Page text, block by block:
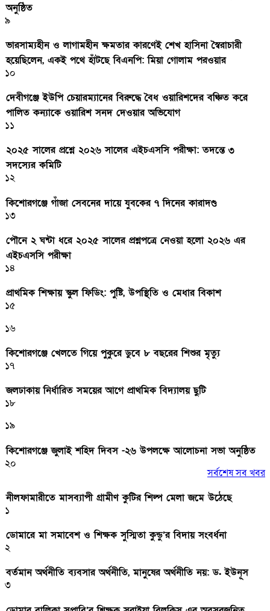
অনুষ্ঠিত
৯
ভারসাম্যহীন ও লাগামহীন ক্ষমতার কারণেই শেখ হাসিনা স্বৈরাচারী
হয়েছিলেন, একই পথে হাঁটছে বিএনপি: মিয়া গোলাম পরওয়ার
১০
দেবীগঞ্জে ইউপি চেয়ারম্যানের বিরুদ্ধে বৈধ ওয়ারিশদের বঞ্চিত করে
পালিত কন্যাকে ওয়ারিশ সনদ দেওয়ার অভিযোগ
১১
২০২৫ সালের প্রশ্নে ২০২৬ সালের এইচএসসি পরীক্ষা: তদন্তে ৩
সদস্যের কমিটি
১২
কিশোরগঞ্জে গাঁজা সেবনের দায়ে যুবকের ৭ দিনের কারাদণ্ড
১৩
পৌনে ২ ঘন্টা ধরে ২০২৫ সালের প্রশ্নপত্রে নেওয়া হলো ২০২৬ এর
এইচএসসি পরীক্ষা
১৪
প্রাথমিক শিক্ষায় স্কুল ফিডিং: পুষ্টি, উপস্থিতি ও মেধার বিকাশ
১৫
১৬
কিশোরগঞ্জে খেলতে গিয়ে পুকুরে ডুবে ৮ বছরের শিশুর মৃত্যু
১৭
জলঢাকায় নির্ধারিত সময়ের আগে প্রাথমিক বিদ্যালয় ছুটি
১৮
১৯
কিশোরগঞ্জে জুলাই শহিদ দিবস -২৬ উপলক্ষে আলোচনা সভা অনুষ্ঠিত
২০
সর্বশেষ সব খবর
নীলফামারীতে মাসব্যাপী গ্রামীণ কুটির শিল্প মেলা জমে উঠেছে
১
ডোমারে মা সমাবেশ ও শিক্ষক সুস্মিতা কুন্ডু’র বিদায় সংবর্ধনা
২
বর্তমান অর্থনীতি ব্যবসার অর্থনীতি, মানুষের অর্থনীতি নয়: ড. ইউনূস
৩